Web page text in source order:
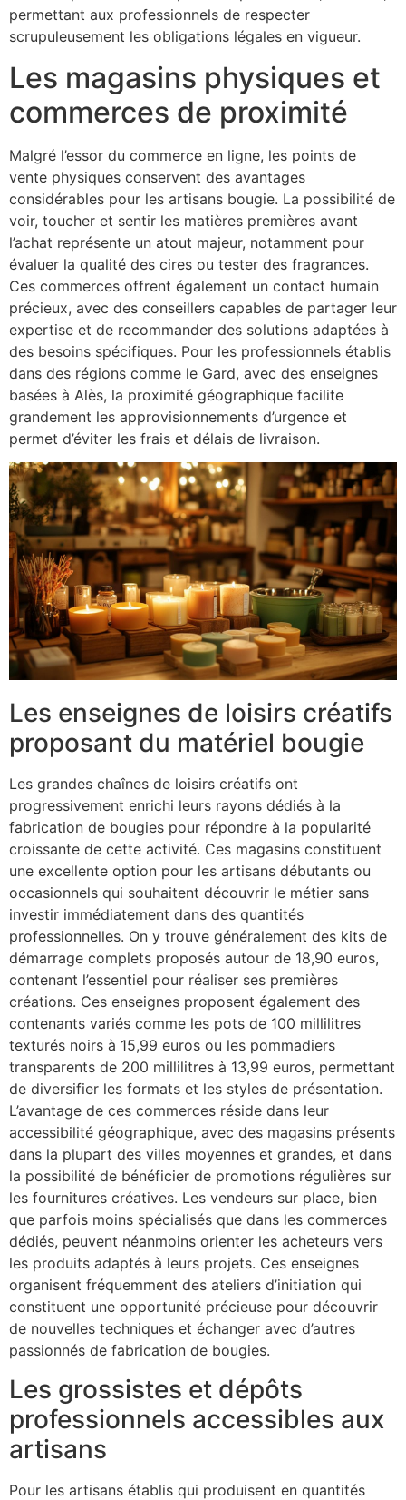
permettant aux professionnels de respecter
scrupuleusement les obligations légales en vigueur.
Les magasins physiques et
commerces de proximité
Malgré l’essor du commerce en ligne, les points de
vente physiques conservent des avantages
considérables pour les artisans bougie. La possibilité de
voir, toucher et sentir les matières premières avant
l’achat représente un atout majeur, notamment pour
évaluer la qualité des cires ou tester des fragrances.
Ces commerces offrent également un contact humain
précieux, avec des conseillers capables de partager leur
expertise et de recommander des solutions adaptées à
des besoins spécifiques. Pour les professionnels établis
dans des régions comme le Gard, avec des enseignes
basées à Alès, la proximité géographique facilite
grandement les approvisionnements d’urgence et
permet d’éviter les frais et délais de livraison.
Les enseignes de loisirs créatifs
proposant du matériel bougie
Les grandes chaînes de loisirs créatifs ont
progressivement enrichi leurs rayons dédiés à la
fabrication de bougies pour répondre à la popularité
croissante de cette activité. Ces magasins constituent
une excellente option pour les artisans débutants ou
occasionnels qui souhaitent découvrir le métier sans
investir immédiatement dans des quantités
professionnelles. On y trouve généralement des kits de
démarrage complets proposés autour de 18,90 euros,
contenant l’essentiel pour réaliser ses premières
créations. Ces enseignes proposent également des
contenants variés comme les pots de 100 millilitres
texturés noirs à 15,99 euros ou les pommadiers
transparents de 200 millilitres à 13,99 euros, permettant
de diversifier les formats et les styles de présentation.
L’avantage de ces commerces réside dans leur
accessibilité géographique, avec des magasins présents
dans la plupart des villes moyennes et grandes, et dans
la possibilité de bénéficier de promotions régulières sur
les fournitures créatives. Les vendeurs sur place, bien
que parfois moins spécialisés que dans les commerces
dédiés, peuvent néanmoins orienter les acheteurs vers
les produits adaptés à leurs projets. Ces enseignes
organisent fréquemment des ateliers d’initiation qui
constituent une opportunité précieuse pour découvrir
de nouvelles techniques et échanger avec d’autres
passionnés de fabrication de bougies.
Les grossistes et dépôts
professionnels accessibles aux
artisans
Pour les artisans établis qui produisent en quantités